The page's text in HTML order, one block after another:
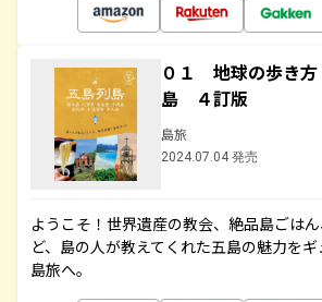
０１ 地球の歩き
島 ４訂版
島旅
2024.07.04 発売
ようこそ！世界遺産の教会、絶品島ごは
ど、島の人が教えてくれた五島の魅力をギ
島旅へ。